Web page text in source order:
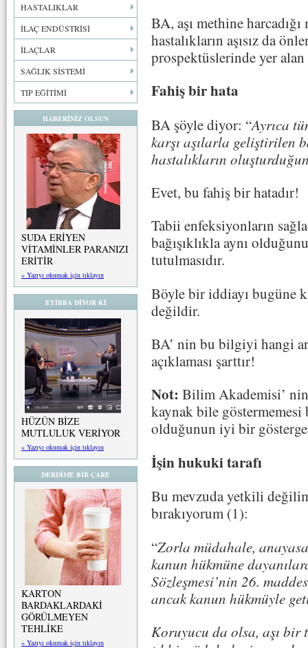
HASTALIKLAR
İLAÇ ENDÜSTRİSİ
İLAÇLAR
SAĞLIK SİSTEMİ
TIP EĞİTİMİ
HABERİNİZ OLSUN
SUDA ERİYEN
VİTAMİNLER PARANIZI
ERİTİR
» Yazıyı okumak için tıklayın
ETİBBA DİYOR Kİ
HÜZÜN BİZE
MUTLULUK VERİYOR
» Yazıyı okumak için tıklayın
DERDİME BİR ÇARE
KARTON
BARDAKLARDAKİ
GÖRÜLMEYEN
TEHLİKE
» Yazıyı okumak için tıklayın
BA, aşı methine
hastalıkların aşısız da
prospektüslerinde yer
Fahiş bir hata
BA şöyle diyor: “Ayrıca
karşı aşılarla geliştirilen
hastalıkların
Evet, bu fahiş bir hatadır!
Tabii enfeksiyonların
bağışıklıkla aynı
tutulmasıdır.
Böyle bir iddiayı bugüne
değildir.
BA’ nin bu bilgiyi hangi
açıklaması şarttır!
Not: Bilim Akademisi’
kaynak bile
olduğunun iyi bir
İşin hukuki tarafı
Bu mevzuda yetkili
bırakıyorum (1):
“Zorla müdahale,
kanun hükmüne
Sözleşmesi’nin 26.
ancak kanun hükmüyle
Koruyucu da olsa, aşı bir